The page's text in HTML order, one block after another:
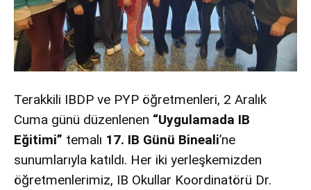
Terakkili IBDP ve PYP öğretmenleri, 2 Aralık
Cuma günü düzenlenen “Uygulamada IB
Eğitimi” temalı 17. IB Günü Bineali’ne
sunumlarıyla katıldı. Her iki yerleşkemizden
öğretmenlerimiz, IB Okullar Koordinatörü Dr.